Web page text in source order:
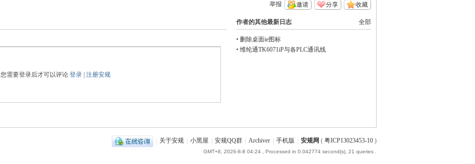
IK冲击试验机
收藏
分享
邀请
举报
全部
作者的其他最新日志
•删除桌面ie图标
•维纶通TK6071iP与各PLC通讯线
您需要登录后才可以评论登录 |注册安规
| 关于安规 | 小黑屋 | 安规QQ群 | Archiver | 手机版 | 安规网 ( 粤ICP13023453-10 )
GMT+8, 2026-8-8 04:24 , Processed in 0.042774 second(s), 21 queries .